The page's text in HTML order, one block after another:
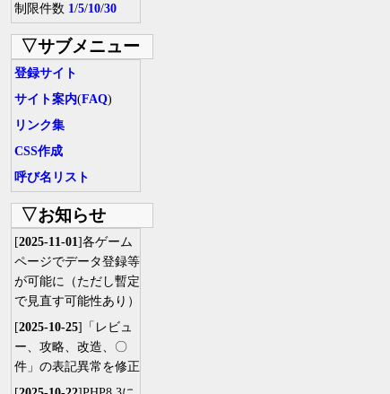
制限件数 1/5/10/30
▽サブメニュー
登録サイト
サイト案内(FAQ)
リンク集
CSS作成
呼び名リスト
▽お知らせ
[2025-11-01]各ゲーム
ページでデータ登録等
が可能に（ただし暫定
で見直す可能性あり）
[2025-10-25]「レビュ
ー、攻略、改造、〇
件」の表記異常を修正